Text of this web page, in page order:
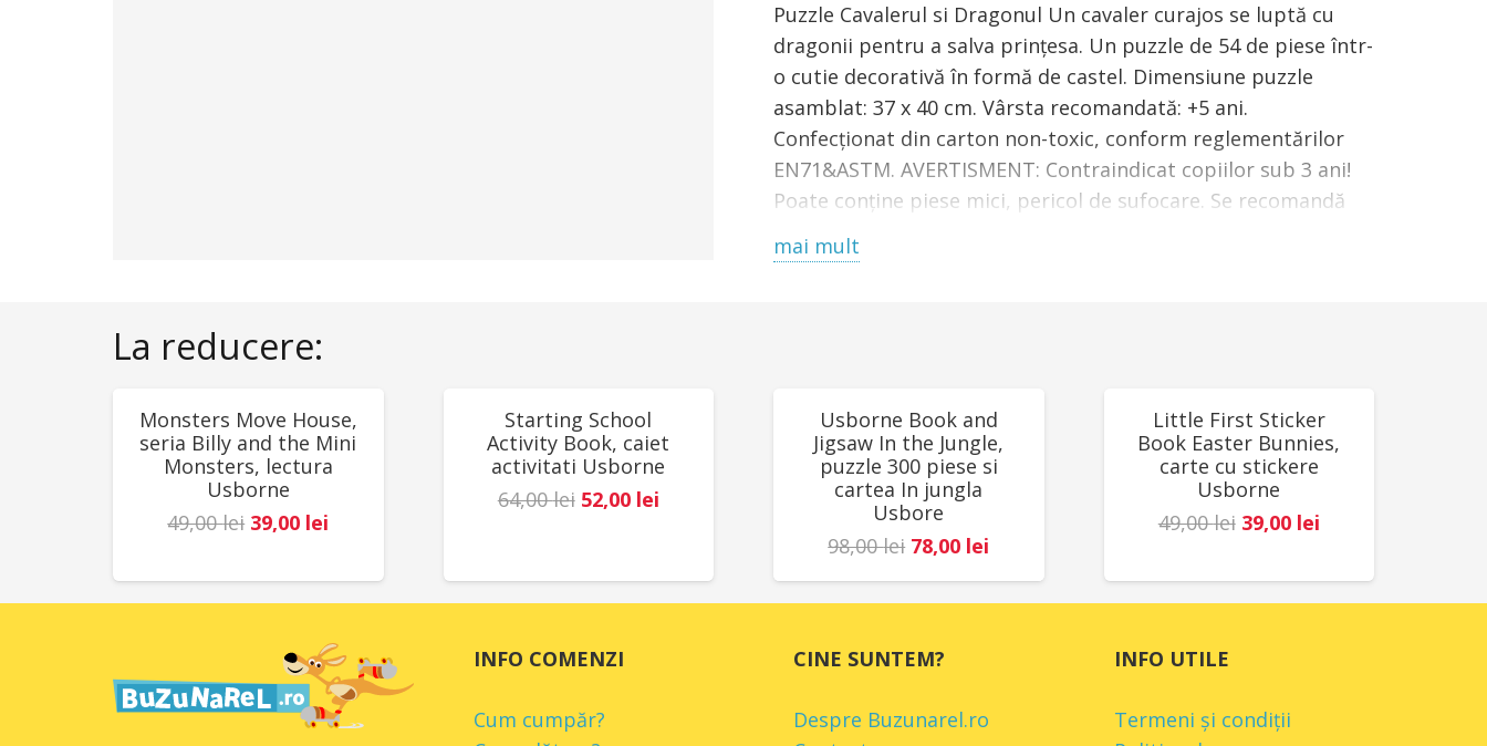
Dragonul
Puzzle Cavalerul si Dragonul Un cavaler curajos se luptă cu
dragonii pentru a salva prințesa. Un puzzle de 54 de piese într-
o cutie decorativă în formă de castel. Dimensiune puzzle
asamblat: 37 x 40 cm. Vârsta recomandată: +5 ani.
Confecționat din carton non-toxic, conform reglementărilor
EN71&ASTM. AVERTISMENT: Contraindicat copiilor sub 3 ani!
Poate conține piese mici, pericol de sufocare. Se recomandă
supravegherea copilului de către un adult în timpul jocului.
Producător: Djeco, Franța
mai mult
La reducere:
REDUCERI!
Monsters Move House,
seria Billy and the Mini
Monsters, lectura
Usborne
49,00lei Prețul
a
49,00 lei.
39,00 lei
este:
REDUCERI!
Starting School
Activity Book, caiet
activitati Usborne
64,00lei Prețul
fost:
52,00 leiPrețul
52,00 lei.
REDUCERI!
Usborne Book and
Jigsaw In the Jungle,
puzzle 300 piese si
cartea In jungla
Usbore
98,00lei Prețul
inițial
a
98,00 lei.
78,00 lei
curent
este:
REDUCERI!
Little First Sticker
Book Easter Bunnies,
carte cu stickere
Usborne
49,00lei Prețul
a
39,00 leiPrețul
este:
INFO COMENZI
Cum cumpăr?
CINE SUNTEM?
Despre Buzunarel.ro
INFO UTILE
Termeni și condiții